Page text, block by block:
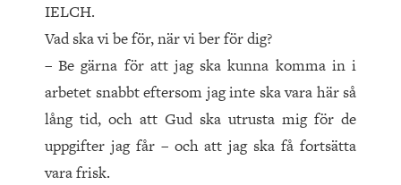
IELCH.
Vad ska vi be för, när vi ber för dig?
– Be gärna för att jag ska kunna komma in i
arbetet snabbt eftersom jag inte ska vara här så
lång tid, och att Gud ska utrusta mig för de
uppgifter jag får – och att jag ska få fortsätta
vara frisk.